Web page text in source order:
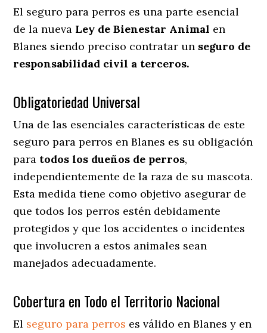
El seguro para perros es una parte esencial
de la nueva Ley de Bienestar Animal en
Blanes siendo preciso contratar un seguro de
responsabilidad civil a terceros.
Obligatoriedad Universal
Una de las esenciales características de este
seguro para perros en Blanes es su obligación
para todos los dueños de perros,
independientemente de la raza de su mascota.
Esta medida tiene como objetivo asegurar de
que todos los perros estén debidamente
protegidos y que los accidentes o incidentes
que involucren a estos animales sean
manejados adecuadamente.
Cobertura en Todo el Territorio Nacional
El seguro para perros es válido en Blanes y en